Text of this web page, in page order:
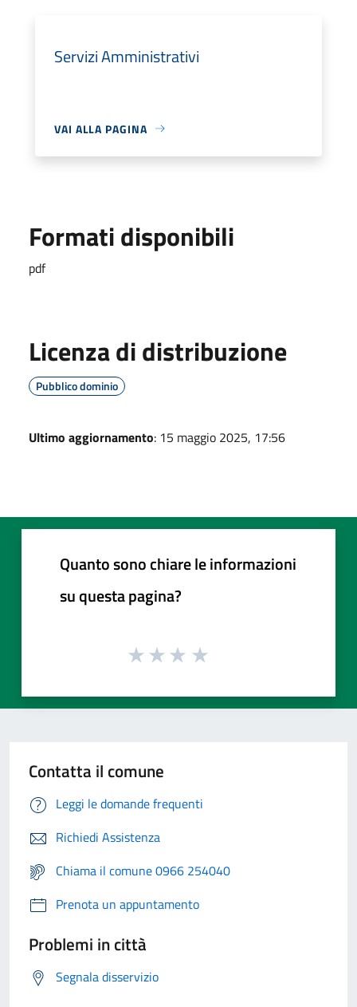
Servizi Amministrativi
VAI ALLA PAGINA
Formati disponibili
pdf
Licenza di distribuzione
Pubblico dominio
Ultimo aggiornamento: 15 maggio 2025, 17:56
Quanto sono chiare le informazioni
su questa pagina?
Contatta il comune
Leggi le domande frequenti
Richiedi Assistenza
Chiama il comune 0966 254040
Prenota un appuntamento
Problemi in città
Segnala disservizio